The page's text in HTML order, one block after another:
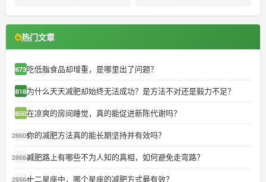
热门文章
26733吃低脂食品却增重，是哪里出了问题？
28188为什么天天减肥却始终无法成功？是方法不对还是毅力不足？
28501在凉爽的房间睡觉，真的能促进新陈代谢吗？
28605你的减肥方法真的能长期坚持并有效吗？
28684减肥路上有哪些不为人知的真相，如何避免走弯路？
29564十二星座中，哪个星座的减肥方式最有效？